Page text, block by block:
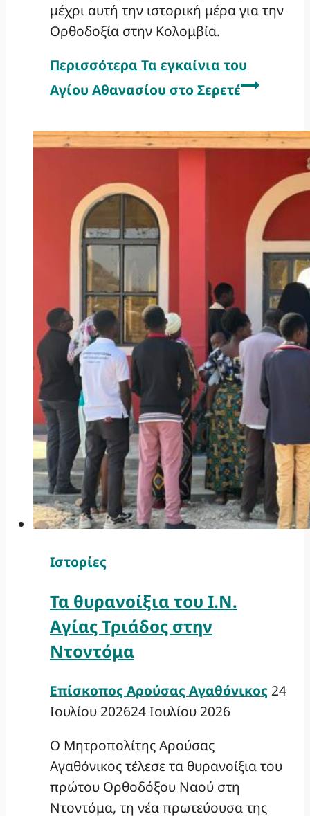
μέχρι αυτή την ιστορική μέρα για την
Ορθοδοξία στην Κολομβία.
Περισσότερα Τα εγκαίνια του
Αγίου Αθανασίου στο Σερετέ
Ιστορίες
Τα θυρανοίξια του Ι.Ν.
Αγίας Τριάδος στην
Ντοντόμα
Επίσκοπος Αρούσας Αγαθόνικος 24
Ιουλίου 202624 Ιουλίου 2026
Ο Μητροπολίτης Αρούσας
Αγαθόνικος τέλεσε τα θυρανοίξια του
πρώτου Ορθοδόξου Ναού στη
Ντοντόμα, τη νέα πρωτεύουσα της